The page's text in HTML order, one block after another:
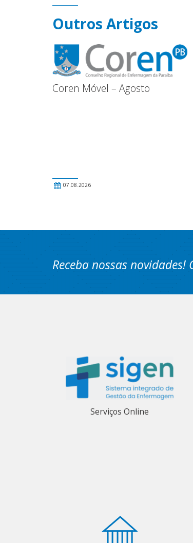
Outros Artigos
Coren Móvel – Agosto
07.08.2026
Receba nossas novidades!
Serviços Online